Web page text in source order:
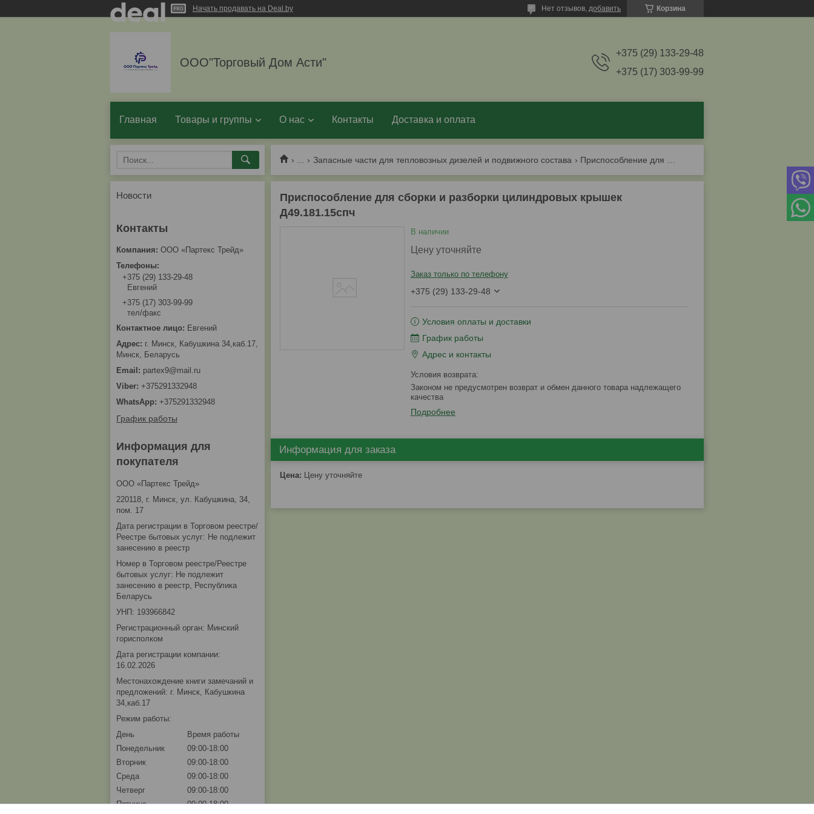
Начать продавать на Deal.by Корзина
Нет отзывов, добавить
ООО"Торговый Дом Асти"
+375 (29) 133-29-48
+375 (17) 303-99-99
Главная Товары и группы О нас Контакты Доставка и оплата
Запасные части для тепловозных дизелей и подвижного состава
Приспособление для сборки и разборки цилиндровых крышек
Д49.181.15спч
В наличии
Цену уточняйте
Заказ только по телефону
+375 (29) 133-29-48
Условия оплаты и доставки
График работы
Адрес и контакты
Законом не предусмотрен возврат и обмен данного товара надлежащего
качества
Подробнее
Информация для заказа
Цена: Цену уточняйте
Новости
ООО «Партекс Трейд»
+375 (29) 133-29-48
Евгений
+375 (17) 303-99-99
тел/факс
Евгений
г. Минск, Кабушкина 34,каб.17,
Минск, Беларусь
partex9@mail.ru
+375291332948
+375291332948
График работы
Информация для
покупателя
ООО «Партекс Трейд»
220118, г. Минск, ул. Кабушкина, 34,
пом. 17
Дата регистрации в Торговом реестре/
Реестре бытовых услуг: Не подлежит
занесению в реестр
Номер в Торговом реестре/Реестре
бытовых услуг: Не подлежит
занесению в реестр, Республика
Беларусь
УНП: 193966842
Регистрационный орган: Минский
горисполком
Дата регистрации компании:
16.02.2026
Местонахождение книги замечаний и
предложений: г. Минск, Кабушкина
34,каб.17
Режим работы:
День
Время работы
Понедельник
09:00-18:00
Вторник
09:00-18:00
Среда
09:00-18:00
Четверг
09:00-18:00
Пятница
09:00-18:00